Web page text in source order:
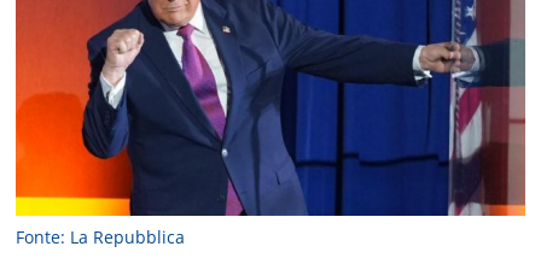
Fonte: La Repubblica